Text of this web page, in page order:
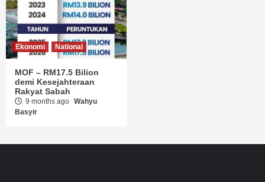
Ekonomi National
MOF – RM17.5 Bilion
demi Kesejahteraan
Rakyat Sabah
9 months ago Wahyu
Basyir